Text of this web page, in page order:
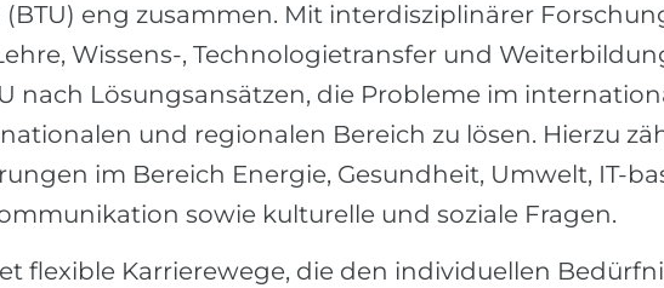
eng zusammen. Mit interdisziplinärer
Wissens-, Technologietransfer und
nach Lösungsansätzen, die Probleme im
und regionalen Bereich zu lösen. Hierzu
im Bereich Energie, Gesundheit, Umwelt, IT-
sowie kulturelle und soziale Fragen.
flexible Karrierewege, die den individuellen